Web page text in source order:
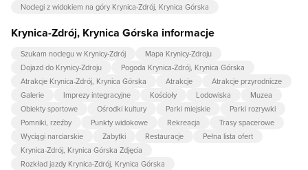
Noclegi z widokiem na góry Krynica-Zdrój, Krynica Górska
Krynica-Zdrój, Krynica Górska informacje
Szukam noclegu w Krynicy-Zdrój
Mapa Krynicy-Zdroju
Dojazd do Krynicy-Zdroju
Pogoda Krynica-Zdrój, Krynica Górska
Atrakcje Krynica-Zdrój, Krynica Górska
Atrakcje
Atrakcje przyrodnicze
Galerie
Imprezy integracyjne Kościoły Lodowiska
Muzea
Obiekty sportowe
Ośrodki kultury Parki miejskie
Parki rozrywki
Pomniki, rzeźby
Punkty widokowe Rekreacja
Trasy spacerowe
Wyciągi narciarskie
Zabytki Restauracje
Pełna lista ofert
Krynica-Zdrój, Krynica Górska Zdjęcia
Rozkład jazdy Krynica-Zdrój, Krynica Górska